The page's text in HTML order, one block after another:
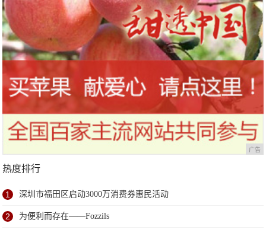
广告
热度排行
1 深圳市福田区启动3000万消费券惠民活动
2 为便利而存在——Fozzils